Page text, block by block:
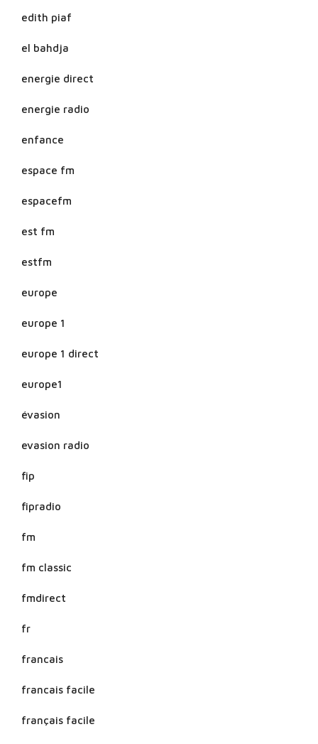
edith piaf
el bahdja
energie direct
energie radio
enfance
espace fm
espacefm
est fm
estfm
europe
europe 1
europe 1 direct
europe1
évasion
evasion radio
fip
fipradio
fm
fm classic
fmdirect
fr
francais
francais facile
français facile